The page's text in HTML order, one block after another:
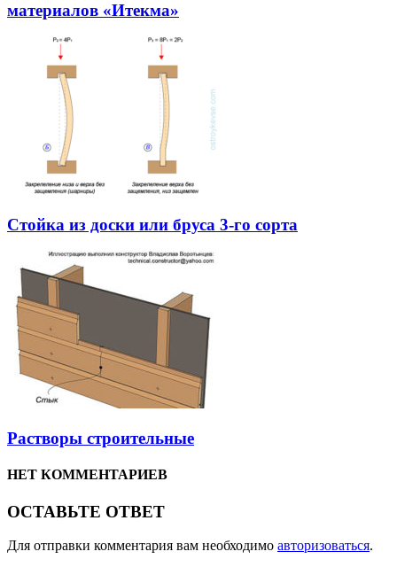
материалов «Итекма»
Стойка из доски или бруса 3-го сорта
Растворы строительные
НЕТ КОММЕНТАРИЕВ
ОСТАВЬТЕ ОТВЕТ
Для отправки комментария вам необходимо авторизоваться.